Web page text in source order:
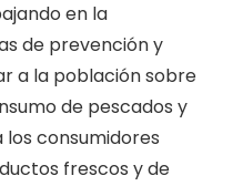
en la
de prevención y
a la población sobre
de pescados y
los consumidores
frescos y de